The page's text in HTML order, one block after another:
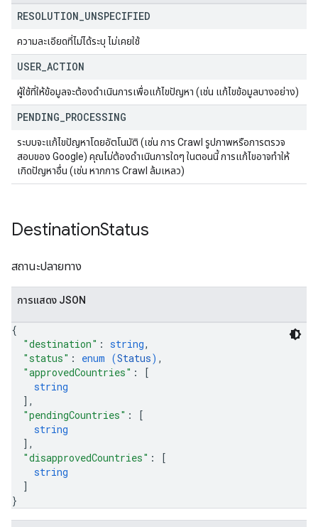
RESOLUTION UNSPECIFIED
ความละเอียดที่ไม่ได้ระบุ ไม่เคยใช้
USER ACTION
ผู้ใช้ที่ให้ข้อมูลจะต้องดำเนินการเพื่อแก้ไขปัญหา (เช่น แก้ไขข้อมูลบางอย่าง)
PENDING PROCESSING
ระบบจะแก้ไขปัญหาโดยอัตโนมัติ (เช่น การ Crawl รูปภาพหรือการตรวจ
สอบของ Google) คุณไม่ต้องดำเนินการใดๆ ในตอนนี้ การแก้ไขอาจทำให้
เกิดปัญหาอื่น (เช่น หากการ Crawl ล้มเหลว)
DestinationStatus
สถานะปลายทาง
การแสดง JSON
{
"destination" : string,
"status" : enum (Status) ,
"approvedCountries" :
[
string
] ,
"pendingCountries" :
[
string
] ,
"disapprovedCountries" :
[
string
]
}